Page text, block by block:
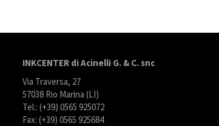
INKCENTER di Acinelli G. & C. snc
Via Traversa, 27
57038 Rio Marina (LI)
Tel.: (+39) 0565 925072
Fax: (+39) 0565 925684